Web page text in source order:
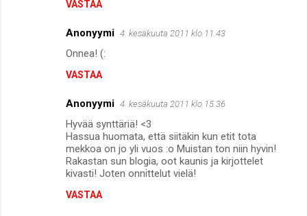
VASTAA
Anonyymi 4. kesäkuuta 2011 klo 11.43
Onnea! (:
VASTAA
Anonyymi 4. kesäkuuta 2011 klo 15.36
Hyvää synttäriä! <3
Hassua huomata, että siitäkin kun etit tota
mekkoa on jo yli vuos :o Muistan ton niin hyvin!
Rakastan sun blogia, oot kaunis ja kirjottelet
kivasti! Joten onnittelut vielä!
VASTAA